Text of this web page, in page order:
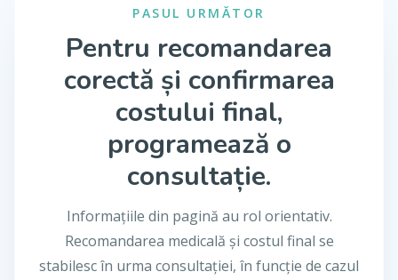
PASUL URMĂTOR
Pentru recomandarea
corectă și confirmarea
costului final,
programează o
consultație.
Informațiile din pagină au rol orientativ.
Recomandarea medicală și costul final se
stabilesc în urma consultației, în funcție de cazul